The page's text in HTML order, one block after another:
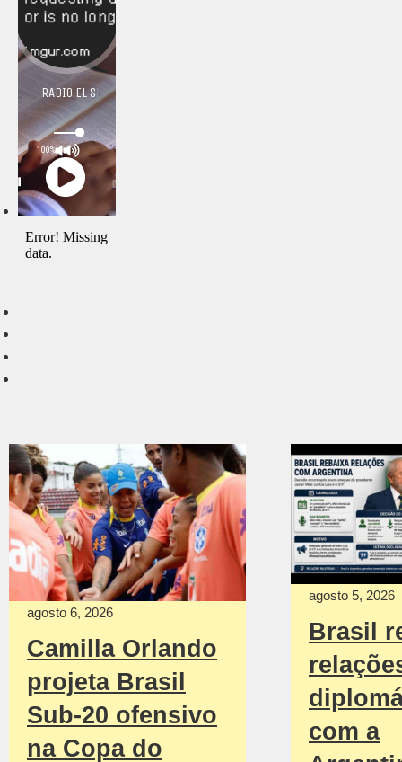
agosto 6, 2026
Camilla Orlando
projeta Brasil
Sub-20 ofensivo
na Copa do
agosto 5, 2026
Brasil
com a